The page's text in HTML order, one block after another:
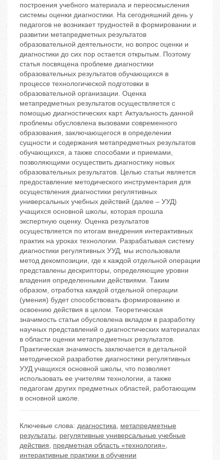
построения учебного материала и переосмысления
системы оценки диагностики. На сегодняшний день у
педагогов не возникает трудностей в формировании и
развитии метапредметных результатов
образовательной деятельности, но вопрос оценки и
диагностики до сих пор остается открытым. Поэтому
статья посвящена проблеме диагностики
образовательных результатов обучающихся в
процессе технологической подготовки в
образовательной организации. Оценка
метапредметных результатов осуществляется с
помощью диагностических карт. Актуальность данной
проблемы обусловлена вызовами современного
образования, заключающегося в определении
сущности и содержания метапредметных результатов
обучающихся, а также способами и приемами,
позволяющими осуществить диагностику новых
образовательных результатов. Целью статьи является
предоставление методического инструментария для
осуществления диагностики регулятивных
универсальных учебных действий (далее – УУД)
учащихся основной школы, которая прошла
экспертную оценку. Оценка результатов
осуществляется по итогам внедрения интерактивных
практик на уроках технологии. Разрабатывая систему
диагностики регулятивных УУД, мы использовали
метод декомпозиции, где к каждой отдельной операции
представлены дескрипторы, определяющие уровни
владения определенными действиями. Таким
образом, отработка каждой отдельной операции
(умения) будет способствовать формированию и
освоению действия в целом. Теоретическая
значимость статьи обусловлена вкладом в разработку
научных представлений о диагностических материалах
в области оценки метапредметных результатов.
Практическая значимость заключается в детальной
методической разработке диагностики регулятивных
УУД учащихся основной школы, что позволяет
использовать ее учителям технологии, а также
педагогам других предметных областей, работающим
в основной школе.
Ключевые слова: диагностика, метапредметные
результаты, регулятивные универсальные учебные
действия, предметная область «технология»,
интерактивные практики в обучении